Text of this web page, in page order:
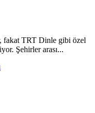
fakat TRT Dinle gibi özel
Şehirler arası...